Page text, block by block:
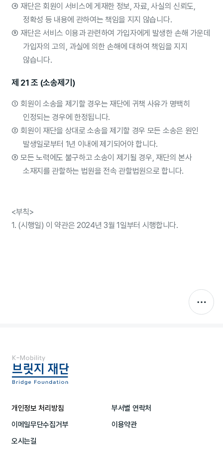
④ 재단은 회원이 서비스에 게재한 정보, 자료, 사실의 신뢰도,
정확성 등 내용에 관하여는 책임을 지지 않습니다.
⑤ 재단은 서비스 이용과 관련하여 가입자에게 발생한 손해 가운데
가입자의 고의, 과실에 의한 손해에 대하여 책임을 지지
않습니다.
제 21 조 (소송제기)
① 회원이 소송을 제기할 경우는 재단에 귀책 사유가 명백히
인정되는 경우에 한정됩니다.
② 회원이 재단을 상대로 소송을 제기할 경우 모든 소송은 원인
발생일로부터 1년 이내에 제기되어야 합니다.
③ 모든 노력에도 불구하고 소송이 제기될 경우, 재단의 본사
소재지를 관할하는 법원을 전속 관할법원으로 합니다.
<부칙>
1. (시행일) 이 약관은 2024년 3월 1일부터 시행합니다.
개인정보 처리방침
이용약관
이메일무단수집거부
오시는길
부서별 연락처